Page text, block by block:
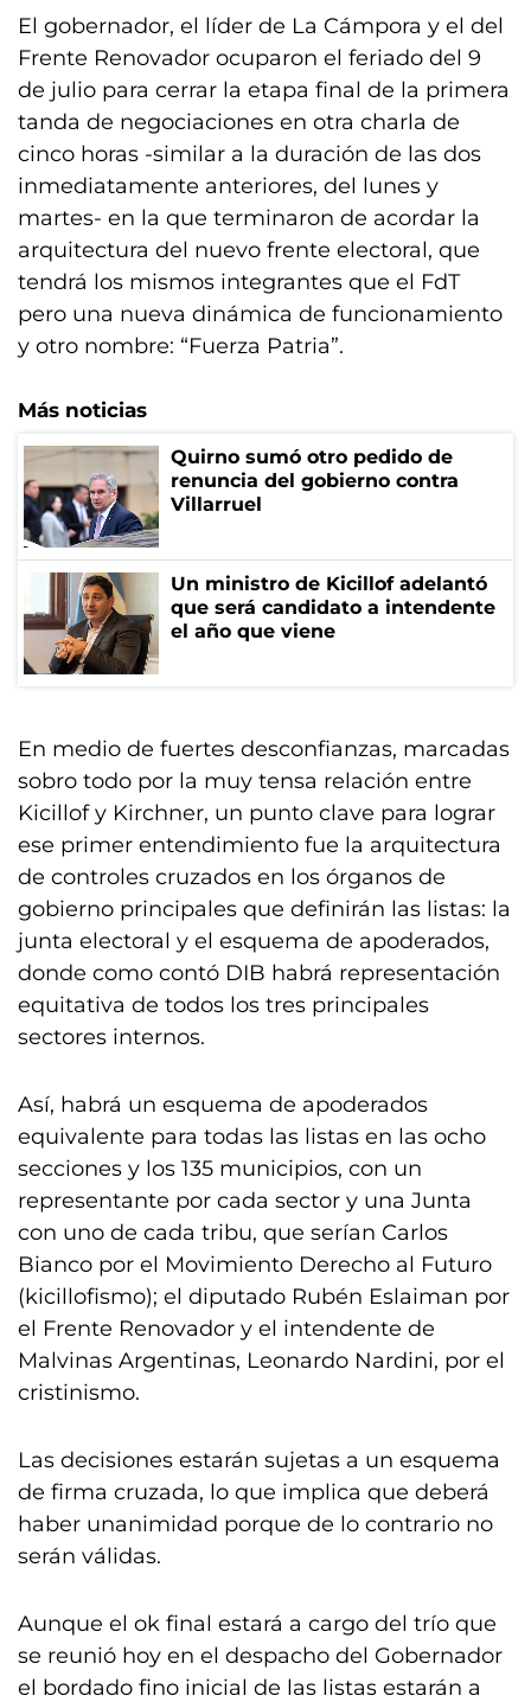
El gobernador, el líder de La Cámpora y el del
Frente Renovador ocuparon el feriado del 9
de julio para cerrar la etapa final de la primera
tanda de negociaciones en otra charla de
cinco horas -similar a la duración de las dos
inmediatamente anteriores, del lunes y
martes- en la que terminaron de acordar la
arquitectura del nuevo frente electoral, que
tendrá los mismos integrantes que el FdT
pero una nueva dinámica de funcionamiento
y otro nombre: “Fuerza Patria”.
Más noticias
Quirno sumó otro pedido de
renuncia del gobierno contra
Villarruel
Un ministro de Kicillof adelantó
que será candidato a intendente
el año que viene
En medio de fuertes desconfianzas, marcadas
sobro todo por la muy tensa relación entre
Kicillof y Kirchner, un punto clave para lograr
ese primer entendimiento fue la arquitectura
de controles cruzados en los órganos de
gobierno principales que definirán las listas: la
junta electoral y el esquema de apoderados,
donde como contó DIB habrá representación
equitativa de todos los tres principales
sectores internos.
Así, habrá un esquema de apoderados
equivalente para todas las listas en las ocho
secciones y los 135 municipios, con un
representante por cada sector y una Junta
con uno de cada tribu, que serían Carlos
Bianco por el Movimiento Derecho al Futuro
(kicillofismo); el diputado Rubén Eslaiman por
el Frente Renovador y el intendente de
Malvinas Argentinas, Leonardo Nardini, por el
cristinismo.
Las decisiones estarán sujetas a un esquema
de firma cruzada, lo que implica que deberá
haber unanimidad porque de lo contrario no
serán válidas.
Aunque el ok final estará a cargo del trío que
se reunió hoy en el despacho del Gobernador
el bordado fino inicial de las listas estarán a